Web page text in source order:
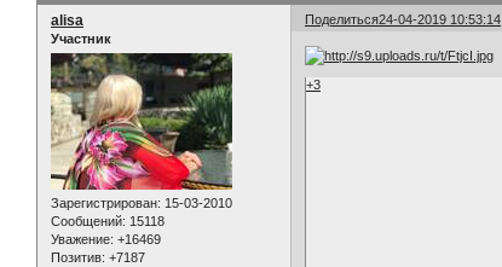
Поделиться24-04-2019 10:53:14
alisa
Участник
Зарегистрирован: 15-03-2010
Сообщений: 15118
Уважение: +16469
Позитив: +7187
+3